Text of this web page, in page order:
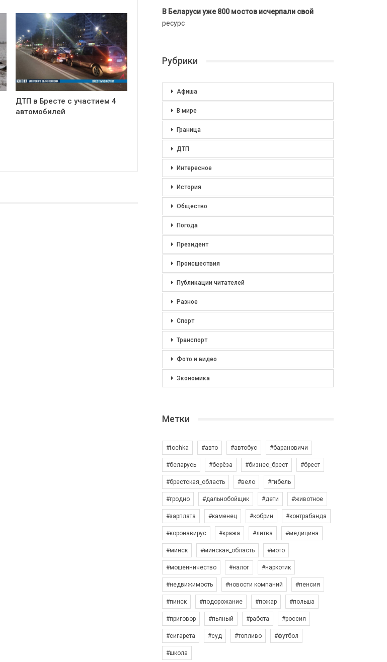
ДТП в Бресте с участием 4
автомобилей
В Беларуси уже 800 мостов исчерпали свой
ресурс
Рубрики
Афиша
В мире
Граница
ДТП
Интересное
История
Общество
Погода
Президент
Происшествия
Публикации читателей
Разное
Спорт
Транспорт
Фото и видео
Экономика
Метки
#tochka #авто #автобус #барановичи
#беларусь #берёза #бизнес_брест #брест
#брестская_область #вело #гибель
#гродно #дальнобойщик #дети #животное
#зарплата #каменец #кобрин #контрабанда
#коронавирус #кража #литва #медицина
#минск #минская_область #мото
#мошенничество #налог #наркотик
#недвижимость #новости компаний #пенсия
#пинск #подорожание #пожар #польша
#приговор #пьяный #работа #россия
#сигарета #суд #топливо #футбол
#школа